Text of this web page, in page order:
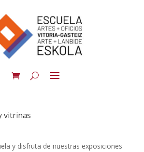
vitrinas
y disfruta de nuestras exposiciones